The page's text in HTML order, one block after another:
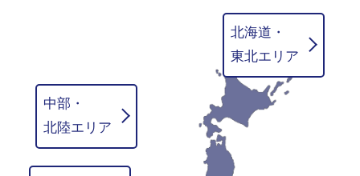
北海道・
東北エリア
中部・
北陸エリア